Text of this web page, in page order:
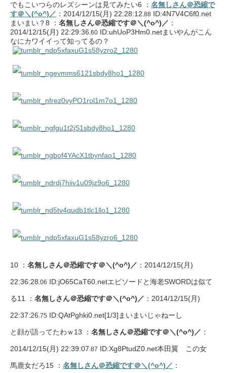
でもこいつらのレズシーンは見てみたい6 ： 名無しさん＠恐縮で
す＠＼(^o^)／ ：2014/12/15(月) 22:28:12 .88 ID:4N7V4C6f0.net
まいまい？8 ： 名無しさん＠恐縮です＠＼(^o^)／ ：
2014/12/15(月) 22:29:36 .60 ID:uhUoP3Hm0.netまいやんがこん
なにカワイイって知ってるの？
10 ： 名無しさん＠恐縮です＠＼(^o^)／ ：2014/12/15(月)
22:36:28 .06 ID:jO65CaT60.netエピソードと海老SWORDは似て
る11 ： 名無しさん＠恐縮です＠＼(^o^)／ ：2014/12/15(月)
22:37:26 .75 ID:QAtPghki0.net[1/3] まいまいじゃねーし
と顔が語ってたわｗ13 ： 名無しさん＠恐縮です＠＼(^o^)／ ：
2014/12/15(月) 22:39:07 .87 ID:Xg8PtudZ0.net本田翼 この女
馬鹿女だろ15 ： 名無しさん＠恐縮です＠＼(^o^)／ ：